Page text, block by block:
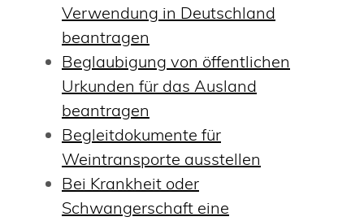
Verwendung in Deutschland
beantragen
Beglaubigung von öffentlichen
Urkunden für das Ausland
beantragen
Begleitdokumente für
Weintransporte ausstellen
Bei Krankheit oder
Schwangerschaft eine